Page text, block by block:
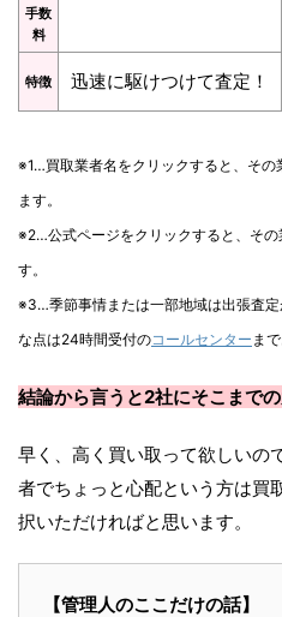
手数
料
特徴 迅速に駆けつけて査定！
※1…買取業者名をクリックすると、その
ます。
※2…公式ページをクリックすると、その
す。
※3…季節事情または一部地域は出張査
な点は24時間受付のコールセンター ま
結論から言うと2社にそこまで
早く、高く買い取って欲しいの
者でちょっと心配という方は買
択いただければと思います。
【管理人のここだけの話】